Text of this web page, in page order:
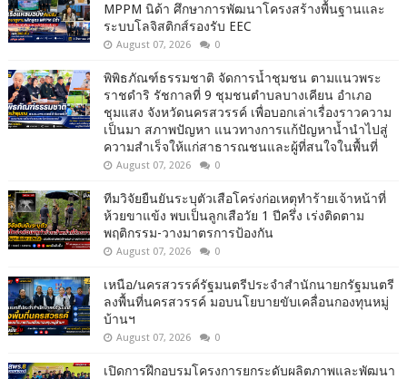
MPPM นิด้า ศึกษาการพัฒนาโครงสร้างพื้นฐานและ
ระบบโลจิสติกส์รองรับ EEC
August 07, 2026 0
พิพิธภัณฑ์ธรรมชาติ จัดการน้ำชุมชน ตามแนวพระ
ราชดำริ รัชกาลที่ 9 ชุมชนตำบลบางเคียน อำเภอ
ชุมแสง จังหวัดนครสวรรค์ เพื่อบอกเล่าเรื่องราวความ
เป็นมา สภาพปัญหา แนวทางการแก้ปัญหาน้ำนำไปสู่
ความสำเร็จให้แก่สาธารณชนและผู้ที่สนใจในพื้นที่
August 07, 2026 0
ทีมวิจัยยืนยันระบุตัวเสือโคร่งก่อเหตุทำร้ายเจ้าหน้าที่
ห้วยขาแข้ง พบเป็นลูกเสือวัย 1 ปีครึ่ง เร่งติดตาม
พฤติกรรม-วางมาตรการป้องกัน
August 07, 2026 0
เหนือ/นครสวรรค์รัฐมนตรีประจำสำนักนายกรัฐมนตรี
ลงพื้นที่นครสวรรค์ มอบนโยบายขับเคลื่อนกองทุนหมู่
บ้านฯ
August 07, 2026 0
เปิดการฝึกอบรมโครงการยกระดับผลิตภาพและพัฒนา